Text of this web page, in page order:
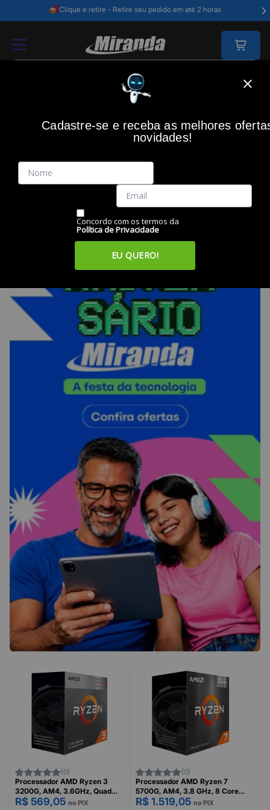
Clique e retire - Retire seu pedido em até 2 horas
PROCESSADORES
(0)
Processador AMD Ryzen 3
3200G, AM4, 3.6GHz, Quad
Core com Gráfico Radeon
R$ 569,05 no PIX
(0)
Processador AMD Ryzen 7
5700G, AM4, 3.8 GHz, 8 Cores
com Gráfico Radeon Integrado,
R$ 1.519,05 no PIX
Cadastre-se e receba as melhores
novidades!
Concordo com os termos da
Política de Privacidade
EU QUERO!